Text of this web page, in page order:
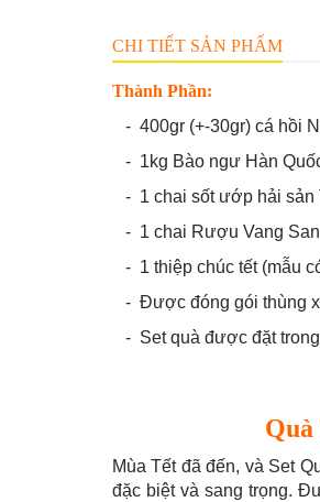
CHI TIẾT SẢN PHẨM
Thành Phần:
- 400gr (+-30gr) cá hồi
- 1kg Bào ngư Hàn
- 1 chai sốt ướp hải sản
- 1 chai Rượu Vang
- 1 thiệp chúc tết (mẫu
- Được đóng gói thùng
- Set quà được đặt
Mùa Tết đã đến, và Set
đặc biệt và sang trọng.